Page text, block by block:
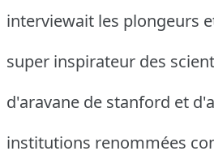
interviewait les plongeurs
super inspirateur des
d'aravane de stanford et
institutions renommées